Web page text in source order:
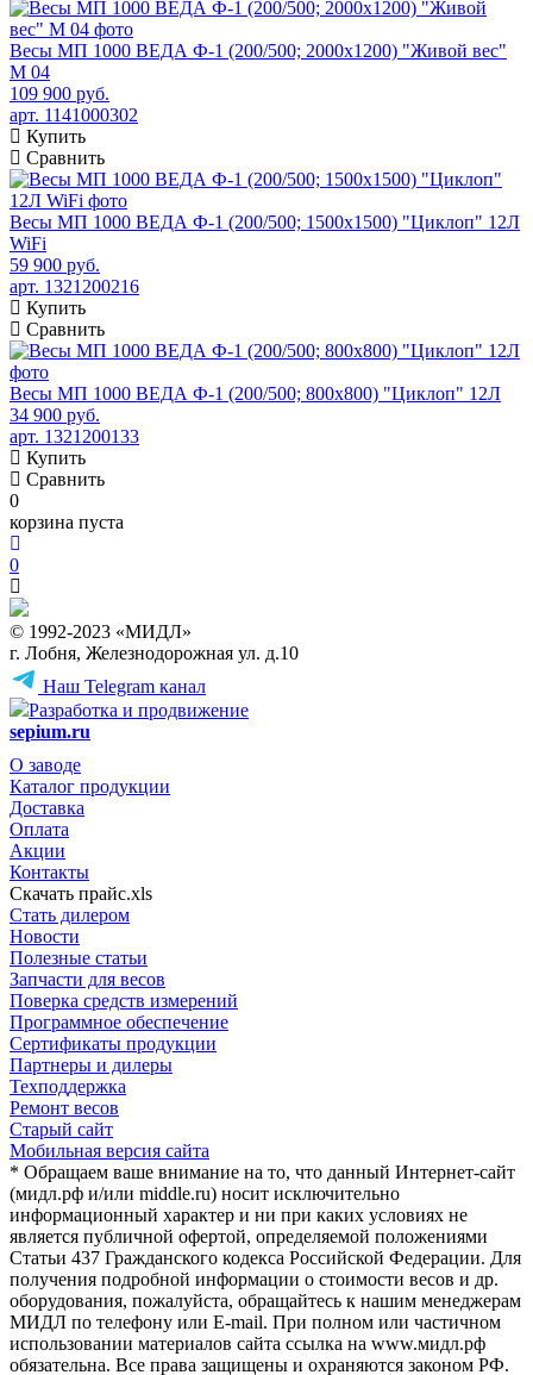
Весы МП 1000 ВЕДА Ф-1 (200/500; 2000х1200) "Живой вес"
М 04
109 900 руб.
арт. 1141000302
Купить
Сравнить
Весы МП 1000 ВЕДА Ф-1 (200/500; 1500х1500) "Циклоп" 12Л
WiFi
59 900 руб.
арт. 1321200216
Купить
Сравнить
Весы МП 1000 ВЕДА Ф-1 (200/500; 800х800) "Циклоп" 12Л
34 900 руб.
арт. 1321200133
Купить
Сравнить
0
корзина пуста
0
© 1992-2023 «МИДЛ»
г. Лобня, Железнодорожная ул. д.10
Наш Telegram канал
Разработка и продвижение
sepium.ru
О заводе
Каталог продукции
Доставка
Оплата
Акции
Контакты
Скачать прайс.xls
Стать дилером
Новости
Полезные статьи
Запчасти для весов
Поверка средств измерений
Программное обеспечение
Сертификаты продукции
Партнеры и дилеры
Техподдержка
Ремонт весов
Старый сайт
Мобильная версия сайта
* Обращаем ваше внимание на то, что данный Интернет-сайт
(мидл.рф и/или middle.ru) носит исключительно
информационный характер и ни при каких условиях не
является публичной офертой, определяемой положениями
Статьи 437 Гражданского кодекса Российской Федерации. Для
получения подробной информации о стоимости весов и др.
оборудования, пожалуйста, обращайтесь к нашим менеджерам
МИДЛ по телефону или E-mail. При полном или частичном
использовании материалов сайта ссылка на www.мидл.рф
обязательна. Все права защищены и охраняются законом РФ.